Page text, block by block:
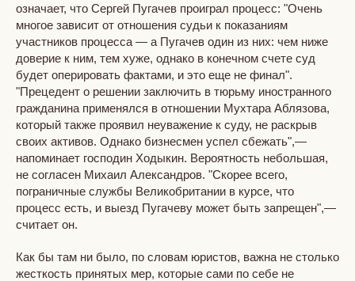
означает, что Сергей Пугачев проиграл процесс: "Очень
многое зависит от отношения судьи к показаниям
участников процесса — а Пугачев один из них: чем ниже
доверие к ним, тем хуже, однако в конечном счете суд
будет оперировать фактами, и это еще не финал".
"Прецедент о решении заключить в тюрьму иностранного
гражданина применялся в отношении Мухтара Аблязова,
который также проявил неуважение к суду, не раскрыв
своих активов. Однако бизнесмен успел сбежать",—
напоминает господин Ходыкин. Вероятность небольшая,
не согласен Михаил Александров. "Скорее всего,
пограничные службы Великобритании в курсе, что
процесс есть, и выезд Пугачеву может быть запрещен",—
считает он.
Как бы там ни было, по словам юристов, важна не столько
жесткость принятых мер, которые сами по себе не